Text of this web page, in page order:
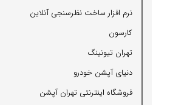
نرم افزار ساخت نظرسنجی آنلاین
كارسون
تهران تیونینگ
دنیای آپشن خودرو
فروشگاه اینترنتی تهران آپشن